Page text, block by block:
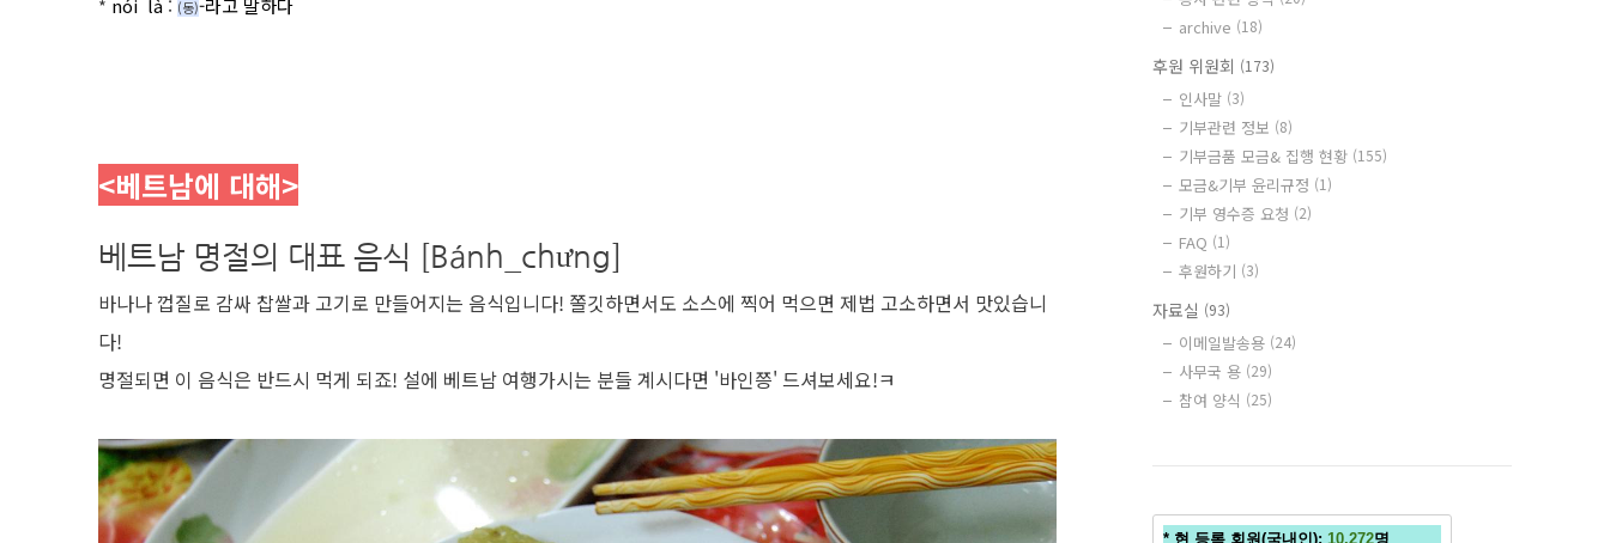
* nói là : (동)-라고 말하다
<베트남에 대해>
베트남 명절의 대표 음식 [Bánh_chưng]
바나나 껍질로 감싸 찹쌀과 고기로 만들어지는 음식입니다! 쫄깃하면서도 소스에 찍어 먹으면 제법 고소하면서 맛있습니
다!
명절되면 이 음식은 반드시 먹게 되죠! 설에 베트남 여행가시는 분들 계시다면 '바인쯩' 드셔보세요!ㅋ
archive (18)
후원 위원회 (173)
인사말 (3)
기부관련 정보 (8)
기부금품 모금& 집행 현황 (155)
모금&기부 윤리규정 (1)
기부 영수증 요청 (2)
FAQ (1)
후원하기 (3)
자료실 (93)
이메일발송용 (24)
사무국 용 (29)
참여 양식 (25)